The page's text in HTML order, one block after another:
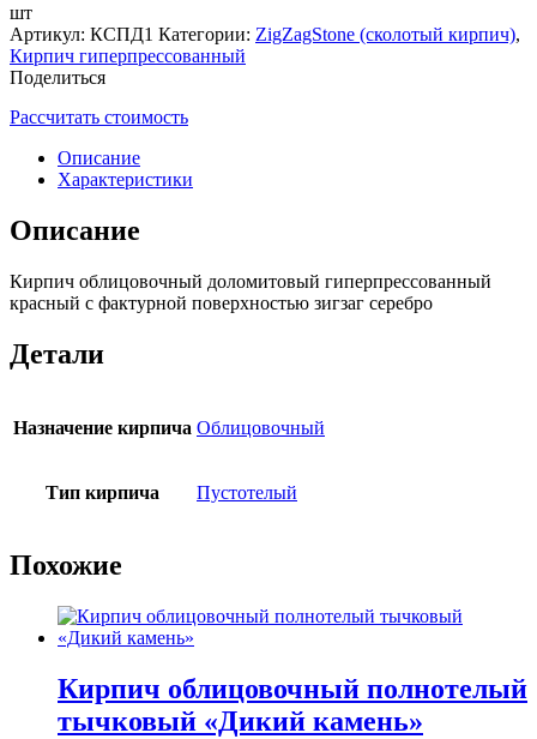
шт
Артикул: КСПД1 Категории: ZigZagStone (сколотый кирпич),
Кирпич гиперпрессованный
Поделиться
Рассчитать стоимость
Описание
Характеристики
Описание
Кирпич облицовочный доломитовый гиперпрессованный
красный с фактурной поверхностью зигзаг серебро
Детали
Назначение кирпича Облицовочный
Тип кирпича Пустотелый
Похожие
Кирпич облицовочный полнотелый
тычковый «Дикий камень»